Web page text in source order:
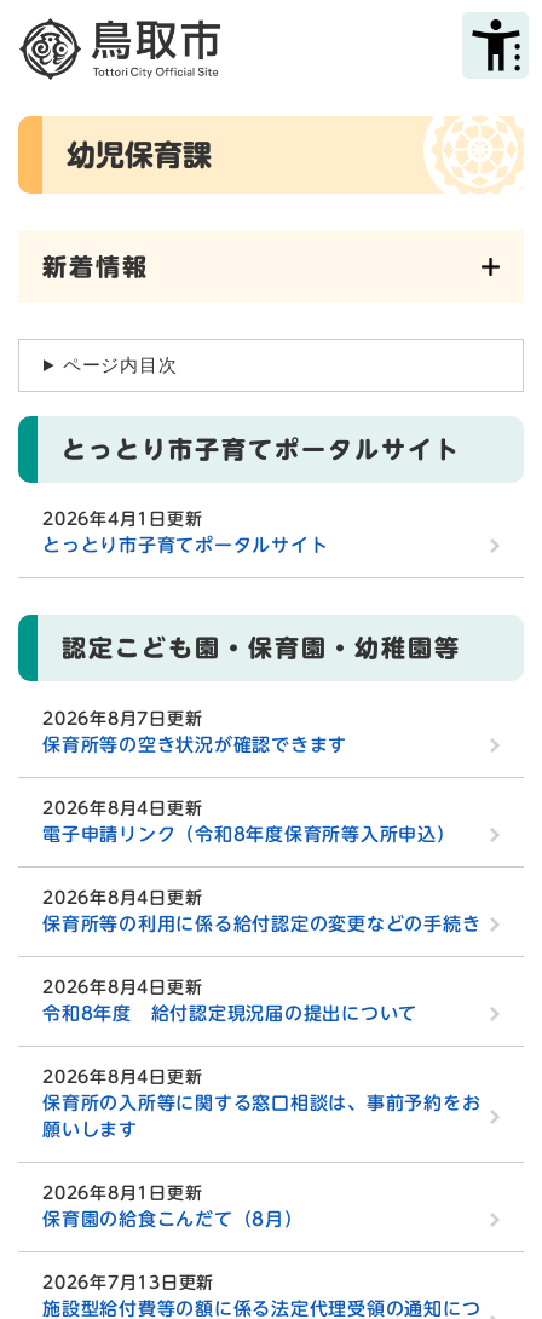
メニューを飛ばして本文へ
本
幼児保育課
新着情報
ページ内目次
とっとり市子育てポータルサイト
2026年4月1日更新
とっとり市子育てポータルサイト
認定こども園・保育園・幼稚園等
2026年8月7日更新
保育所等の空き状況が確認できます
2026年8月4日更新
電子申請リンク（令和8年度保育所等入所申込）
2026年8月4日更新
保育所等の利用に係る給付認定の変更などの手続き
2026年8月4日更新
令和8年度 給付認定現況届の提出について
2026年8月4日更新
保育所の入所等に関する窓口相談は、事前予約をお
願いします
2026年8月1日更新
保育園の給食こんだて（8月）
2026年7月13日更新
施設型給付費等の額に係る法定代理受領の通知につ